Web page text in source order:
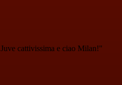
cattivissima e ciao Milan!"